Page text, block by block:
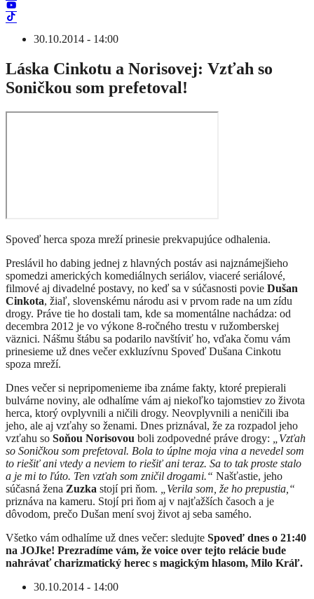
30.10.2014 - 14:00
Láska Cinkotu a Norisovej: Vzťah so
Soničkou som prefetoval!
Spoveď herca spoza mreží prinesie prekvapujúce odhalenia.
Preslávil ho dabing jednej z hlavných postáv asi najznámejšieho
spomedzi amerických komediálnych seriálov, viaceré seriálové,
filmové aj divadelné postavy, no keď sa v súčasnosti povie Dušan
Cinkota, žiaľ, slovenskému národu asi v prvom rade na um zídu
drogy. Práve tie ho dostali tam, kde sa momentálne nachádza: od
decembra 2012 je vo výkone 8-ročného trestu v ružomberskej
väznici. Nášmu štábu sa podarilo navštíviť ho, vďaka čomu vám
prinesieme už dnes večer exkluzívnu Spoveď Dušana Cinkotu
spoza mreží.
Dnes večer si nepripomenieme iba známe fakty, ktoré prepierali
bulvárne noviny, ale odhalíme vám aj niekoľko tajomstiev zo života
herca, ktorý ovplyvnili a ničili drogy. Neovplyvnili a neničili iba
jeho, ale aj vzťahy so ženami. Dnes priznával, že za rozpadol jeho
vzťahu so Soňou Norisovou boli zodpovedné práve drogy:
„Vzťah
so Soničkou som prefetoval. Bola to úplne moja vina a nevedel som
to riešiť ani vtedy a neviem to riešiť ani teraz. Sa to tak proste stalo
a je mi to ľúto. Ten vzťah som zničil drogami.“ Našťastie, jeho
súčasná žena Zuzka stojí pri ňom.
„Verila som, že ho prepustia,“
priznáva na kameru. Stojí pri ňom aj v najťažších časoch a je
dôvodom, prečo Dušan mení svoj život aj seba samého.
Všetko vám odhalíme už dnes večer: sledujte Spoveď dnes o 21:40
na JOJke! Prezradíme vám, že voice over tejto relácie bude
nahrávať charizmatický herec s magickým hlasom, Milo Kráľ.
30.10.2014 - 14:00